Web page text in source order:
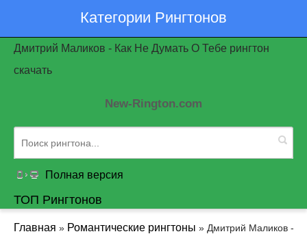
Категории Рингтонов
Дмитрий Маликов - Как Не Думать О Тебе рингтон
скачать
New-Rington.com
Полная версия
ТОП Рингтонов
Главная » Романтические рингтоны » Дмитрий Маликов -